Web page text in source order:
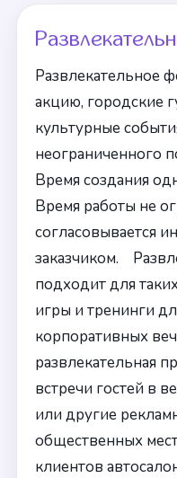
Развлекательное
акцию, городские
культурные
Время создания
Время работы не
согласовывается
заказчиком.
подходит для
игры и тренинги
корпоративных
развлекательная
встречи гостей в
или другие
общественных
клиентов